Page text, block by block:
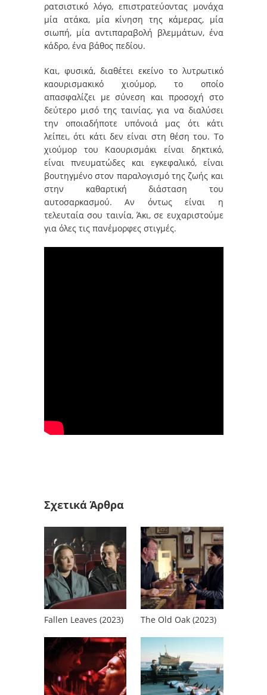
ρατσιστικό λόγο, επιστρατεύοντας μονάχα
μία ατάκα, μία κίνηση της κάμερας, μία
σιωπή, μία αντιπαραβολή βλεμμάτων, ένα
κάδρο, ένα βάθος πεδίου.
Και, φυσικά, διαθέτει εκείνο το λυτρωτικό
καουρισμακικό χιούμορ, το οποίο
απασφαλίζει με σύνεση και προσοχή στο
δεύτερο μισό της ταινίας, για να διαλύσει
την οποιαδήποτε υπόνοιά μας ότι κάτι
λείπει, ότι κάτι δεν είναι στη θέση του. Το
χιούμορ του Καουρισμάκι είναι δηκτικό,
είναι πνευματώδες και εγκεφαλικό, είναι
βουτηγμένο στον παραλογισμό της ζωής και
στην καθαρτική διάσταση του
αυτοσαρκασμού. Αν όντως είναι η
τελευταία σου ταινία, Άκι, σε ευχαριστούμε
για όλες τις πανέμορφες στιγμές.
Σχετικά Άρθρα
Fallen Leaves (2023) The Old Oak (2023)